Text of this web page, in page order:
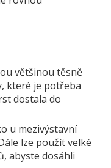
většinou těsně
které je potřeba
dostala do
u mezivýstavní
lze použít velké
abyste dosáhli